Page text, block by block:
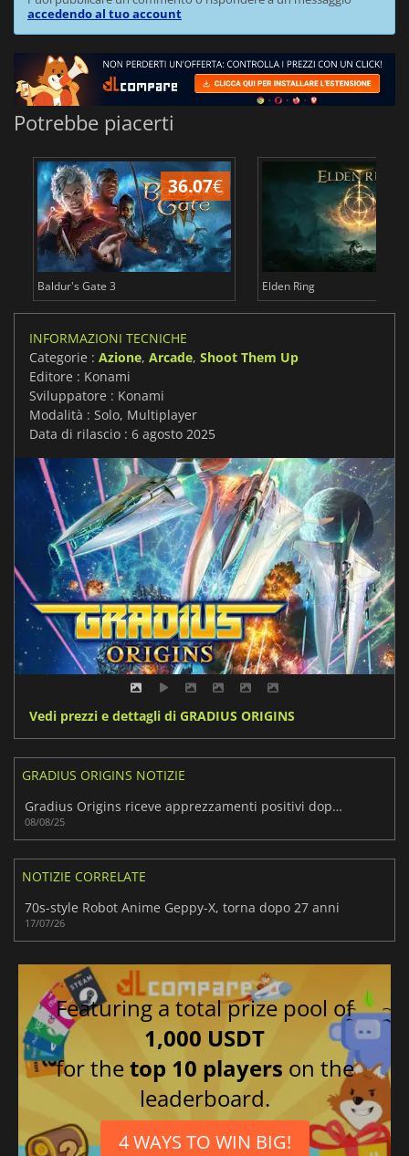
accedendo al tuo account
Potrebbe piacerti
36.07€
Baldur's Gate 3 Elden Ring
INFORMAZIONI TECNICHE
Categorie : Azione, Arcade, Shoot Them Up
Editore : Konami
Sviluppatore : Konami
Modalità : Solo, Multiplayer
Data di rilascio : 6 agosto 2025
Vedi prezzi e dettagli di GRADIUS ORIGINS
GRADIUS ORIGINS NOTIZIE
Gradius Origins riceve apprezzamenti positivi dopo il lancio
08/08/25
NOTIZIE CORRELATE
70s-style Robot Anime Geppy-X, torna dopo 27 anni
17/07/26
Featuring a total prize pool of
1,000 USDT
for thetop 10 players on the
leaderboard.
4 WAYS TO WIN BIG!